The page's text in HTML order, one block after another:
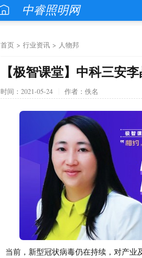
中睿照明网
首页 > 行业资讯 > 人物邦
【极智课堂】中科三安
时间：2021-05-24 作者：佚名
当前，新型冠状病毒仍在持续，对产